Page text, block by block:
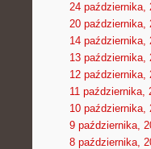
24 października,
20 października,
14 października,
13 października,
12 października,
11 października,
10 października,
9 października,
8 października,